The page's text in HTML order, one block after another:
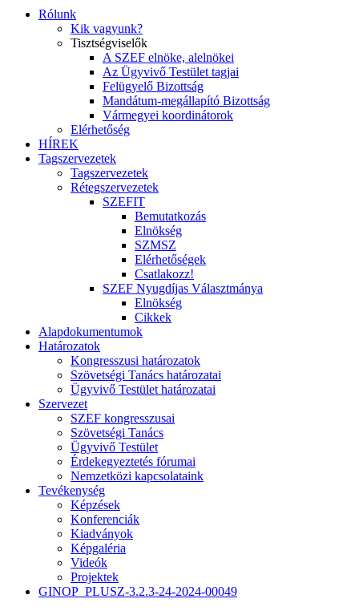
Rólunk
Kik vagyunk?
Tisztségviselők
A SZEF elnöke, alelnökei
Az Ügyvivő Testület tagjai
Felügyelő Bizottság
Mandátum-megállapító Bizottság
Vármegyei koordinátorok
Elérhetőség
HÍREK
Tagszervezetek
Tagszervezetek
Rétegszervezetek
SZEFIT
Bemutatkozás
Elnökség
SZMSZ
Elérhetőségek
Csatlakozz!
SZEF Nyugdíjas Választmánya
Elnökség
Cikkek
Alapdokumentumok
Határozatok
Kongresszusi határozatok
Szövetségi Tanács határozatai
Ügyvivő Testület határozatai
Szervezet
SZEF kongresszusai
Szövetségi Tanács
Ügyvivő Testület
Érdekegyeztetés fórumai
Nemzetközi kapcsolataink
Tevékenység
Képzések
Konferenciák
Kiadványok
Képgaléria
Videók
Projektek
GINOP_PLUSZ-3.2.3-24-2024-00049